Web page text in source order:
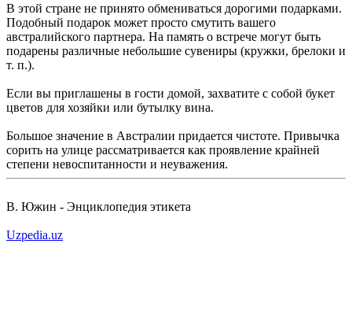
В этой стране не принято обмениваться дорогими подарками.
Подобный подарок может просто смутить вашего
австралийского партнера. На память о встрече могут быть
подарены различные небольшие сувениры (кружки, брелоки и
т. п.).
Если вы приглашены в гости домой, захватите с собой букет
цветов для хозяйки или бутылку вина.
Большое значение в Австралии придается чистоте. Привычка
сорить на улице рассматривается как проявление крайней
степени невоспитанности и неуважения.
В. Южин - Энциклопедия этикета
Uzpedia.uz